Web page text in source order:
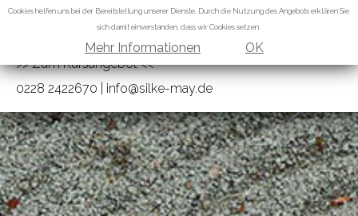
MBSR, MBCT UND MBART
SOWIE VERTIEFUNGSANGEBOTE
>> Zum Kursangebot <<
0228 2422670
info@silke-may.de
Cookies helfen uns bei der Bereitstellung unserer Dienste. Durch die Nutzung des Angebots erklären Sie
sich damit einverstanden, dass wir Cookies setzen.
Mehr Informationen OK